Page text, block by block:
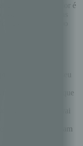
com fornecedor é
não apenas
fora do escopo
aprender seu
semelhantes ao que
do seu projeto vai
porque demonstram